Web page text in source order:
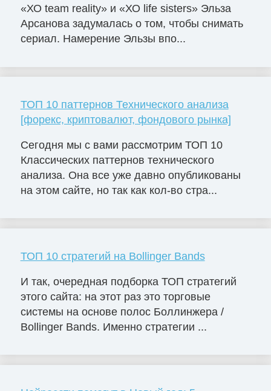
«ХО team reality» и «ХО life sisters» Эльза
Арсанова задумалась о том, чтобы снимать
сериал. Намерение Эльзы впо...
ТОП 10 паттернов Технического анализа
[форекс, криптовалют, фондового рынка]
Сегодня мы с вами рассмотрим ТОП 10
Классических паттернов технического
анализа. Она все уже давно опубликованы
на этом сайте, но так как кол-во стра...
ТОП 10 стратегий на Bollinger Bands
И так, очередная подборка ТОП стратегий
этого сайта: на этот раз это торговые
системы на основе полос Боллинжера /
Bollinger Bands. Именно стратегии ...